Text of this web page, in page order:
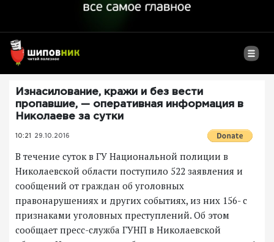
Изнасилование, кражи и без вести
пропавшие, — оперативная информация в
Николаеве за сутки
10:21 29.10.2016
В течение суток в ГУ Национальной полиции в
Николаевской области поступило 522 заявления и
сообщений от граждан об уголовных
правонарушениях и других событиях, из них 156- с
признаками уголовных преступлений. Об этом
сообщает пресс-служба ГУНП в Николаевской